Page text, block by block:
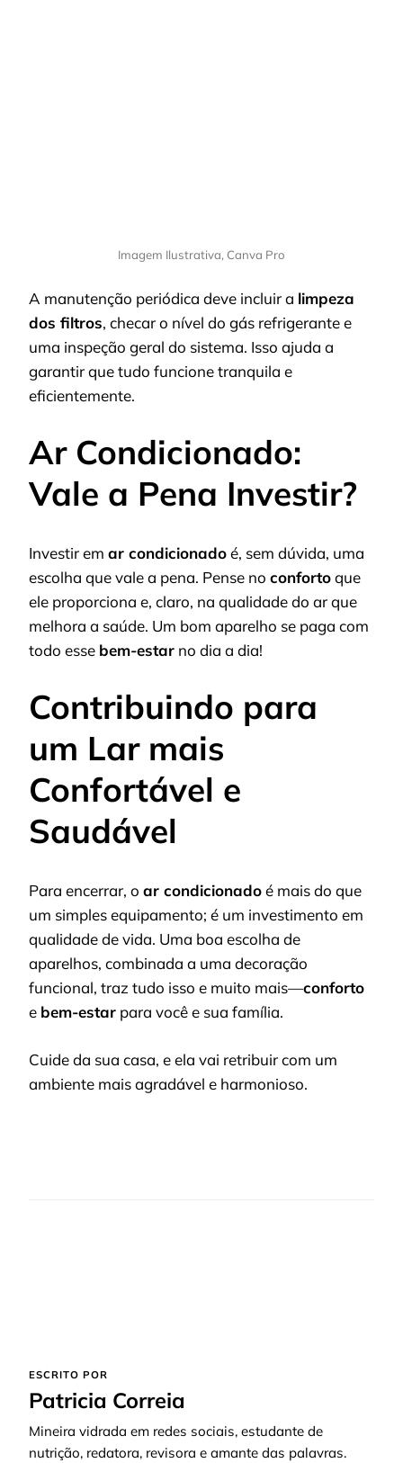
Imagem Ilustrativa, Canva Pro
A manutenção periódica deve incluir a limpeza
dos filtros, checar o nível do gás refrigerante e
uma inspeção geral do sistema. Isso ajuda a
garantir que tudo funcione tranquila e
eficientemente.
Ar Condicionado:
Vale a Pena Investir?
Investir em ar condicionadoé, sem dúvida, uma
escolha que vale a pena. Pense no confortoque
ele proporciona e, claro, na qualidade do ar que
melhora a saúde. Um bom aparelho se paga com
todo esse bem-estar no dia a dia!
Contribuindo para
um Lar mais
Confortável e
Saudável
Para encerrar, o ar condicionadoé mais do que
um simples equipamento; é um investimento em
qualidade de vida. Uma boa escolha de
aparelhos, combinada a uma decoração
funcional, traz tudo isso e muito mais—conforto
e bem-estar para você e sua família.
Cuide da sua casa, e ela vai retribuir com um
ambiente mais agradável e harmonioso.
ESCRITO POR
Patricia Correia
Mineira vidrada em redes sociais, estudante de
nutrição, redatora, revisora e amante das palavras.